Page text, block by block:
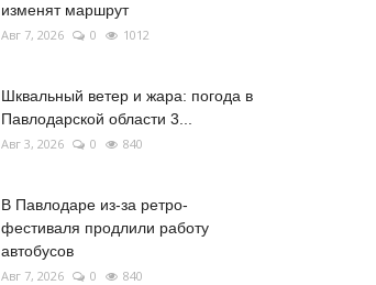
изменят маршрут
Авг 7, 2026 0 1012
Шквальный ветер и жара: погода в
Павлодарской области 3...
Авг 3, 2026 0 840
В Павлодаре из-за ретро-
фестиваля продлили работу
автобусов
Авг 7, 2026 0 840